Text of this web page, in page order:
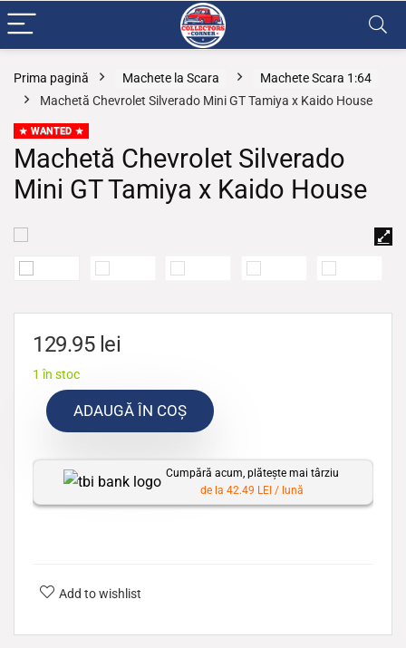
Prima pagină Machete la Scara
Machete Scara 1:64
Machetă Chevrolet Silverado Mini GT Tamiya x Kaido House
WANTED
Machetă Chevrolet Silverado
Mini GT Tamiya x Kaido House
129.95 lei
1 în stoc
ADAUGĂ ÎN COȘ
Cumpără acum, plătește mai târziu
de la 42.49 LEI / lună
Add to wishlist